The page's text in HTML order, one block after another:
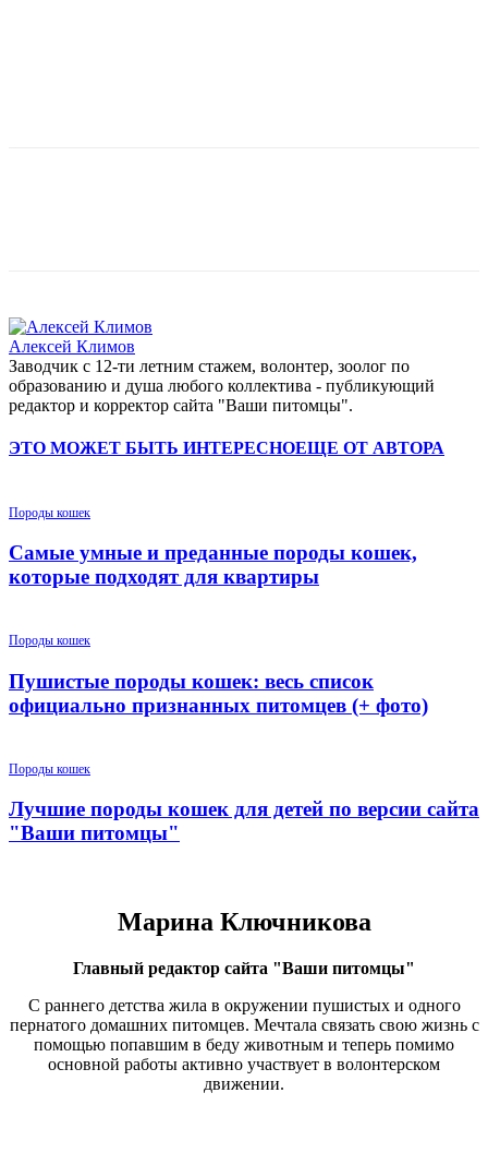
Алексей Климов
Заводчик c 12-ти летним стажем, волонтер, зоолог по
образованию и душа любого коллектива - публикующий
редактор и корректор сайта "Ваши питомцы".
ЭТО МОЖЕТ БЫТЬ ИНТЕРЕСНОЕЩЕ ОТ АВТОРА
Породы кошек
Самые умные и преданные породы кошек,
которые подходят для квартиры
Породы кошек
Пушистые породы кошек: весь список
официально признанных питомцев (+ фото)
Породы кошек
Лучшие породы кошек для детей по версии сайта
"Ваши питомцы"
Марина Ключникова
Главный редактор сайта "Ваши питомцы"
С раннего детства жила в окружении пушистых и одного
пернатого домашних питомцев. Мечтала связать свою жизнь с
помощью попавшим в беду животным и теперь помимо
основной работы активно участвует в волонтерском
движении.